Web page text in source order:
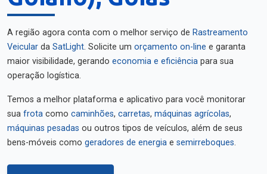
A região agora conta com o melhor serviço de Rastreamento
Veicular da SatLight. Solicite um orçamento on-line e garanta
maior visibilidade, gerando economia e eficiência para sua
operação logística.
Temos a melhor plataforma e aplicativo para você monitorar
sua frota como caminhões, carretas, máquinas agrícolas,
máquinas pesadas ou outros tipos de veículos, além de seus
bens-móveis como geradores de energia e semirreboques.